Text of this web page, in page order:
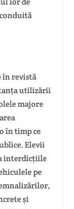
revistă
utilizării
majore
în timp ce
Elevii
interdicțiile
pe
și